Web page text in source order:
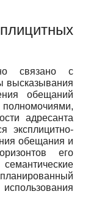
связано с
высказывания
обещаний
адресанта
эксплицитно-
обещания и
его